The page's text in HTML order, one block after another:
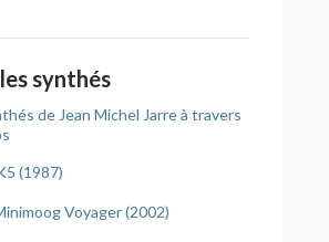
synthés
de Jean Michel Jarre à travers
(1987)
Voyager (2002)